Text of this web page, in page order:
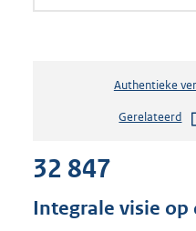
Authentieke
Gerelateerd
32 847
Integrale visie